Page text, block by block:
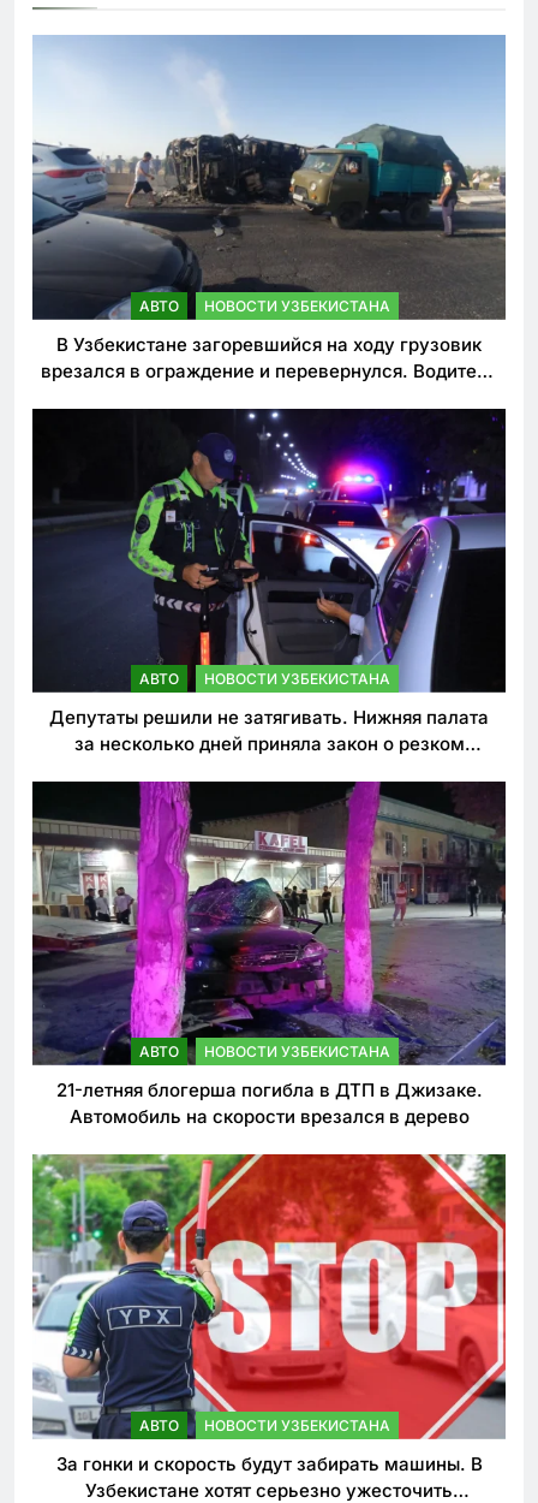
АВТО НОВОСТИ УЗБЕКИСТАНА
В Узбекистане загоревшийся на ходу грузовик
врезался в ограждение и перевернулся. Водитель
АВТО НОВОСТИ УЗБЕКИСТАНА
Депутаты решили не затягивать. Нижняя палата
за несколько дней приняла закон о резком
АВТО НОВОСТИ УЗБЕКИСТАНА
21-летняя блогерша погибла в ДТП в Джизаке.
Автомобиль на скорости врезался в дерево
АВТО НОВОСТИ УЗБЕКИСТАНА
За гонки и скорость будут забирать машины. В
Узбекистане хотят серьезно ужесточить